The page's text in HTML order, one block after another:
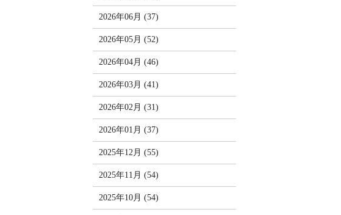
2026年06月 (37)
2026年05月 (52)
2026年04月 (46)
2026年03月 (41)
2026年02月 (31)
2026年01月 (37)
2025年12月 (55)
2025年11月 (54)
2025年10月 (54)